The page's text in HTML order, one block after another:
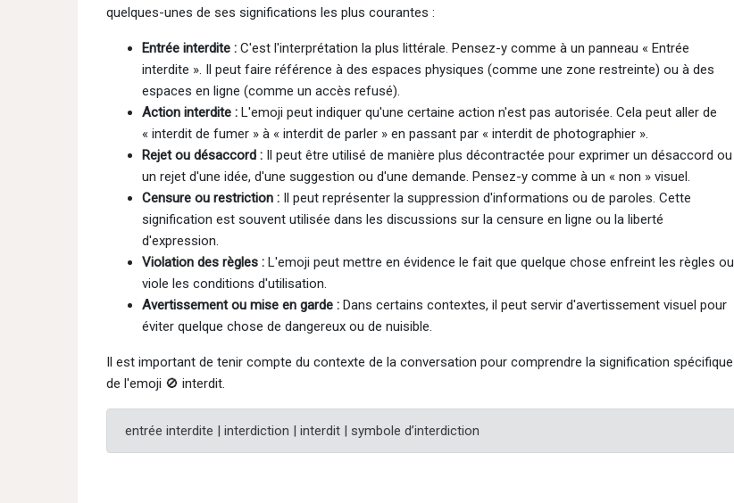
quelques-unes de ses significations les plus courantes :
Entrée interdite : C'est l'interprétation la plus littérale. Pensez-y comme à un panneau « Entrée
interdite ». Il peut faire référence à des espaces physiques (comme une zone restreinte) ou à des
espaces en ligne (comme un accès refusé).
Action interdite : L'emoji peut indiquer qu'une certaine action n'est pas autorisée. Cela peut aller de
« interdit de fumer » à « interdit de parler » en passant par « interdit de photographier ».
Rejet ou désaccord : Il peut être utilisé de manière plus décontractée pour exprimer un désaccord ou
un rejet d'une idée, d'une suggestion ou d'une demande. Pensez-y comme à un « non » visuel.
Censure ou restriction : Il peut représenter la suppression d'informations ou de paroles. Cette
signification est souvent utilisée dans les discussions sur la censure en ligne ou la liberté
d'expression.
Violation des règles : L'emoji peut mettre en évidence le fait que quelque chose enfreint les règles ou
viole les conditions d'utilisation.
Avertissement ou mise en garde : Dans certains contextes, il peut servir d'avertissement visuel pour
éviter quelque chose de dangereux ou de nuisible.
Il est important de tenir compte du contexte de la conversation pour comprendre la signification spécifique
de l'emoji 🚫 interdit.
entrée interdite | interdiction | interdit | symbole d’interdiction